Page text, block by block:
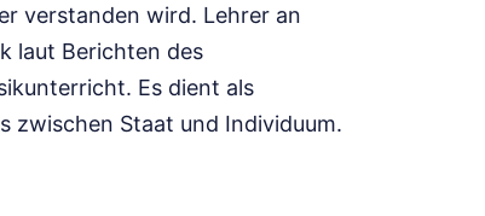
verstanden wird. Lehrer an
laut Berichten des
Es dient als
zwischen Staat und Individuum.